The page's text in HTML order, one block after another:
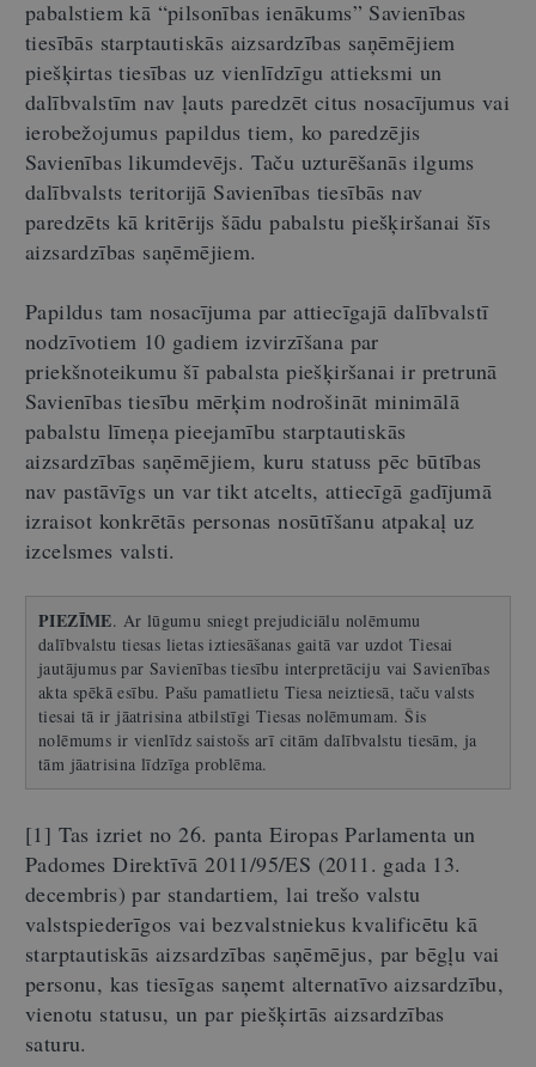
pabalstiem kā “pilsonības ienākums” Savienības
tiesībās starptautiskās aizsardzības saņēmējiem
piešķirtas tiesības uz vienlīdzīgu attieksmi un
dalībvalstīm nav ļauts paredzēt citus nosacījumus vai
ierobežojumus papildus tiem, ko paredzējis
Savienības likumdevējs. Taču uzturēšanās ilgums
dalībvalsts teritorijā Savienības tiesībās nav
paredzēts kā kritērijs šādu pabalstu piešķiršanai šīs
aizsardzības saņēmējiem.
Papildus tam nosacījuma par attiecīgajā dalībvalstī
nodzīvotiem 10 gadiem izvirzīšana par
priekšnoteikumu šī pabalsta piešķiršanai ir pretrunā
Savienības tiesību mērķim nodrošināt minimālā
pabalstu līmeņa pieejamību starptautiskās
aizsardzības saņēmējiem, kuru statuss pēc būtības
nav pastāvīgs un var tikt atcelts, attiecīgā gadījumā
izraisot konkrētās personas nosūtīšanu atpakaļ uz
izcelsmes valsti.
PIEZĪME. Ar lūgumu sniegt prejudiciālu nolēmumu
dalībvalstu tiesas lietas iztiesāšanas gaitā var uzdot Tiesai
jautājumus par Savienības tiesību interpretāciju vai Savienības
akta spēkā esību. Pašu pamatlietu Tiesa neiztiesā, taču valsts
tiesai tā ir jāatrisina atbilstīgi Tiesas nolēmumam. Šis
nolēmums ir vienlīdz saistošs arī citām dalībvalstu tiesām, ja
tām jāatrisina līdzīga problēma.
[1] Tas izriet no 26. panta Eiropas Parlamenta un
Padomes Direktīvā 2011/95/ES (2011. gada 13.
decembris) par standartiem, lai trešo valstu
valstspiederīgos vai bezvalstniekus kvalificētu kā
starptautiskās aizsardzības saņēmējus, par bēgļu vai
personu, kas tiesīgas saņemt alternatīvo aizsardzību,
vienotu statusu, un par piešķirtās aizsardzības
saturu.